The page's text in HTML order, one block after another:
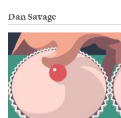
Dan Savage